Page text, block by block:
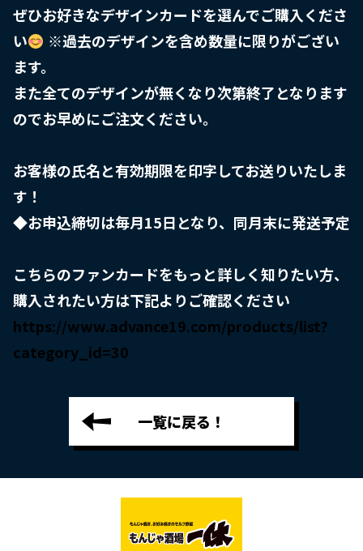
ぜひお好きなデザインカードを選んでご購入くださ
い
※過去のデザインを含め数量に限りがござい
ます。
また全てのデザインが無くなり次第終了となります
のでお早めにご注文ください。
お客様の氏名と有効期限を印字してお送りいたしま
す！
◆お申込締切は毎月15日となり、同月末に発送予定
こちらのファンカードをもっと詳しく知りたい方、
https://www.advance19.com/products/list?
category_id=30
一覧に戻る！